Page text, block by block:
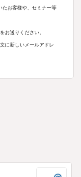
お客様や、セミナー等
お送りください。
に新しいメールアドレ